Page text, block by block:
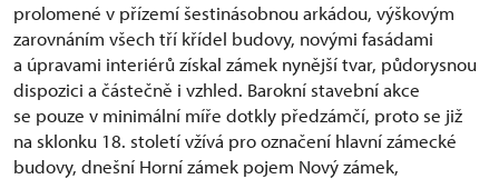
prolomené v přízemí šestinásobnou arkádou, výškovým
zarovnáním všech tří křídel budovy, novými fasádami
a úpravami interiérů získal zámek nynější tvar, půdorysnou
dispozici a částečně i vzhled. Barokní stavební akce
se pouze v minimální míře dotkly předzámčí, proto se již
na sklonku 18. století vžívá pro označení hlavní zámecké
budovy, dnešní Horní zámek pojem Nový zámek,